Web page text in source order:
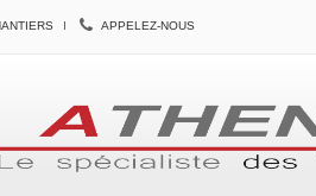
APPELEZ-NOUS